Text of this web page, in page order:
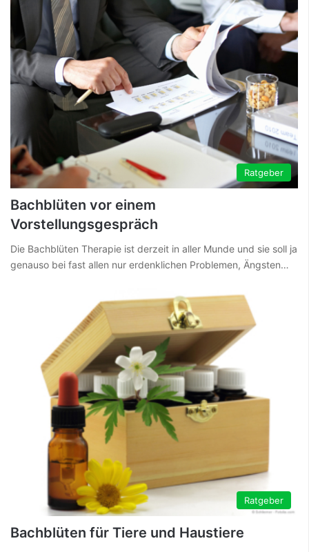
Ratgeber
Bachblüten vor einem
Vorstellungsgespräch
Die Bachblüten Therapie ist derzeit in aller Munde und sie soll ja
genauso bei fast allen nur erdenklichen Problemen, Ängsten…
Ratgeber
Bachblüten für Tiere und Haustiere